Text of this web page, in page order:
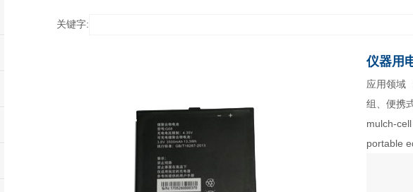
关键字:
仪器用
应用领域
组、便携
mulch-
portable